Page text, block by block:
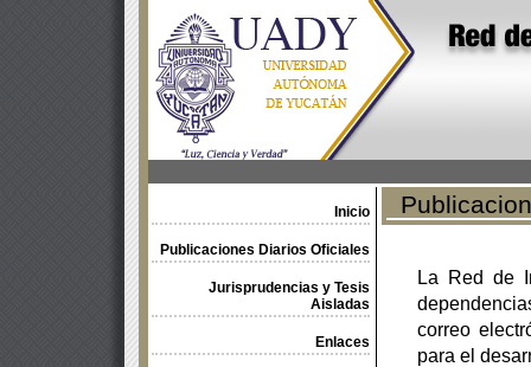
Inicio
Publicaciones Diarios Oficiales
Jurisprudencias y Tesis
Aisladas
Enlaces
La Red de
correo
para el